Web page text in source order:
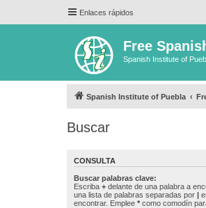
Enlaces rápidos
Free
Spanish Institute of
Spanish Institute of Puebla
Buscar
CONSULTA
Buscar palabras clave:
Escriba + delante de una palabra a
una lista de palabras separadas por |
encontrar. Emplee * como comodín